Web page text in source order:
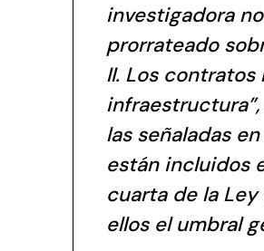
investigadora
prorrateado
II. Los
las señaladas
están incluidos
cuarta de la
ellos el umbral